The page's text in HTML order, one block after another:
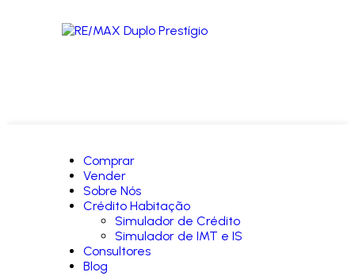
Comprar
Vender
Sobre Nós
Crédito Habitação
Simulador de Crédito
Simulador de IMT e IS
Consultores
Blog